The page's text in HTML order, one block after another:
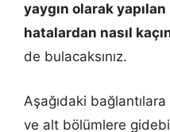
yaygın olarak yapılan
hatalardan nasıl
de bulacaksınız.
Aşağıdaki
ve alt bölümlere